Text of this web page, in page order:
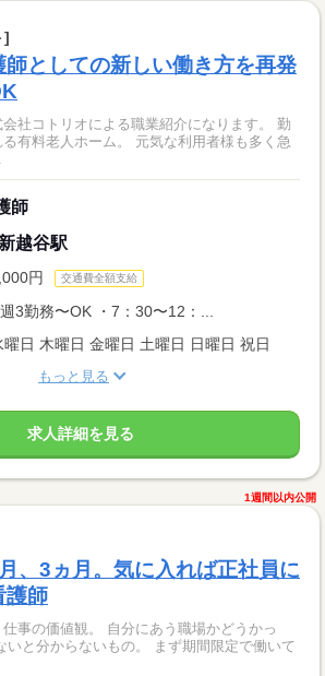
]
としての新しい働き方を再発
社コトリオによる職業紹介になります。 勤
有料老人ホーム。 元気な利用者様も多く急
師
越谷駅
円 交通費全額支給
3勤務〜OK ・7：30〜12：...
曜日 木曜日 金曜日 土曜日 日曜日 祝日
もっと見る
求人詳細を見る
1週間以内公開
、3ヵ月。気に入れば正社員に
師
事の価値観。 自分にあう職場かどうかっ
いもの。 まず期間限定で働いて